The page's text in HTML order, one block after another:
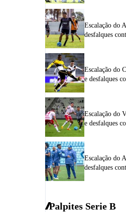
Escalação do
desfalques
Escalação do
e desfalques
Escalação do
e desfalques
Escalação do
desfalques
Palpites Serie B